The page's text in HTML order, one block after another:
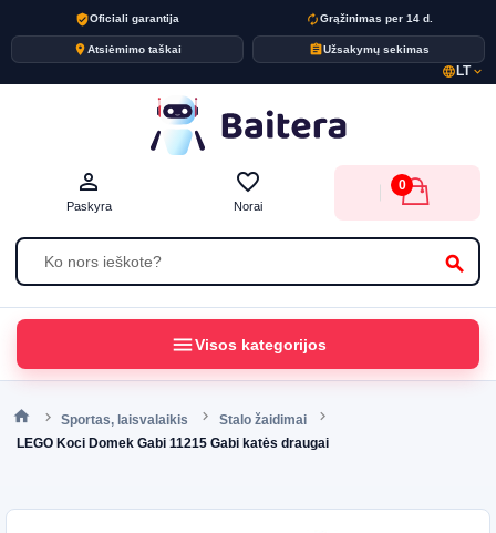
verified_userOficiali garantija autorenewGrąžinimas per 14 d.
placeAtsiėmimo taškai assignmentUžsakymų sekimas
language LTexpand_more
search
person_outline
Paskyra
favorite_border
Norai
0
menuVisos kategorijos
Sportas, laisvalaikis
Stalo žaidimai
LEGO Koci Domek Gabi 11215 Gabi katės draugai